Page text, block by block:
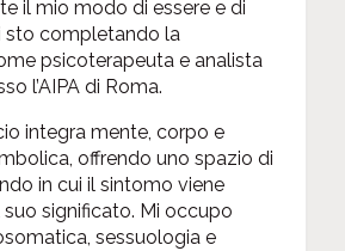
il mio modo di essere e di
sto completando la
psicoterapeuta e analista
l’AIPA di Roma.
integra mente, corpo e
offrendo uno spazio di
in cui il sintomo viene
significato. Mi occupo
sessuologia e